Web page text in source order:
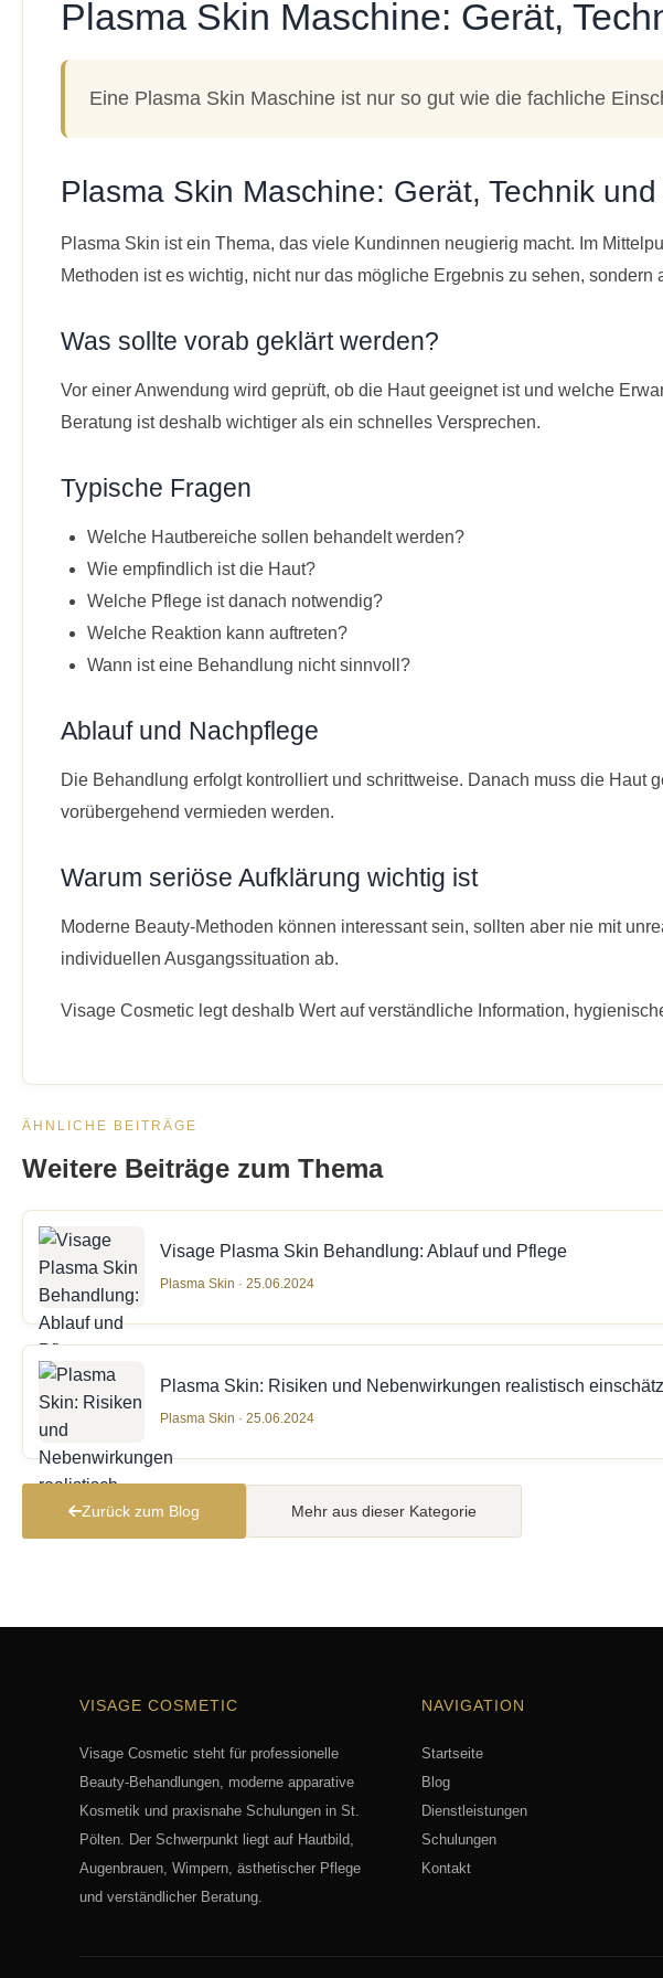
Plasma Skin Maschine: Gerät,
Eine Plasma Skin Maschine ist nur so gut wie die fachliche
Plasma Skin Maschine: Gerät, Technik
Plasma Skin ist ein Thema, das viele Kundinnen neugierig macht. Im
Methoden ist es wichtig, nicht nur das mögliche Ergebnis zu sehen,
Was sollte vorab geklärt werden?
Vor einer Anwendung wird geprüft, ob die Haut geeignet ist und welche
Beratung ist deshalb wichtiger als ein schnelles Versprechen.
Typische Fragen
Welche Hautbereiche sollen behandelt werden?
Wie empfindlich ist die Haut?
Welche Pflege ist danach notwendig?
Welche Reaktion kann auftreten?
Wann ist eine Behandlung nicht sinnvoll?
Ablauf und Nachpflege
Die Behandlung erfolgt kontrolliert und schrittweise. Danach muss die
vorübergehend vermieden werden.
Warum seriöse Aufklärung wichtig ist
Moderne Beauty-Methoden können interessant sein, sollten aber nie mit
individuellen Ausgangssituation ab.
Visage Cosmetic legt deshalb Wert auf verständliche Information,
ÄHNLICHE BEITRÄGE
Weitere Beiträge zum Thema
Visage Plasma Skin Behandlung: Ablauf und Pflege
Plasma Skin · 25.06.2024
Plasma Skin: Risiken und Nebenwirkungen realistisch
Plasma Skin · 25.06.2024
Zurück zum Blog Mehr aus dieser Kategorie
VISAGE COSMETIC
Visage Cosmetic steht für professionelle
Beauty-Behandlungen, moderne apparative
Kosmetik und praxisnahe Schulungen in St.
Pölten. Der Schwerpunkt liegt auf Hautbild,
Augenbrauen, Wimpern, ästhetischer Pflege
und verständlicher Beratung.
NAVIGATION
Startseite
Blog
Dienstleistungen
Schulungen
Kontakt